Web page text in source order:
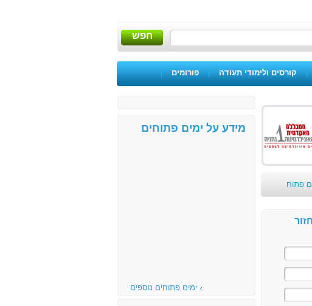
חפש
| קורסים ולימודי תעודה | פורומים |
פתוח
מידע על ימים פתוחים
ימים פתוחים נוספים